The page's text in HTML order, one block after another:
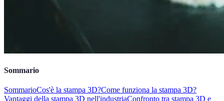
Sommario
SommarioCos'è la stampa 3D?Come funziona la stampa 3D?
Vantaggi della stampa 3D nell'industriaConfronto tra stampa 3D e